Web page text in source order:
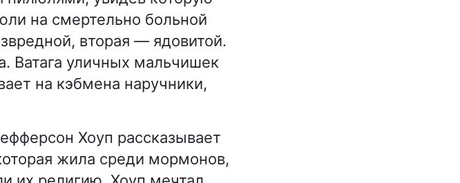
на смертельно больной
вторая — ядовитой.
Ватага уличных мальчишек
на кэбмена наручники,
Хоуп рассказывает
жила среди мормонов,